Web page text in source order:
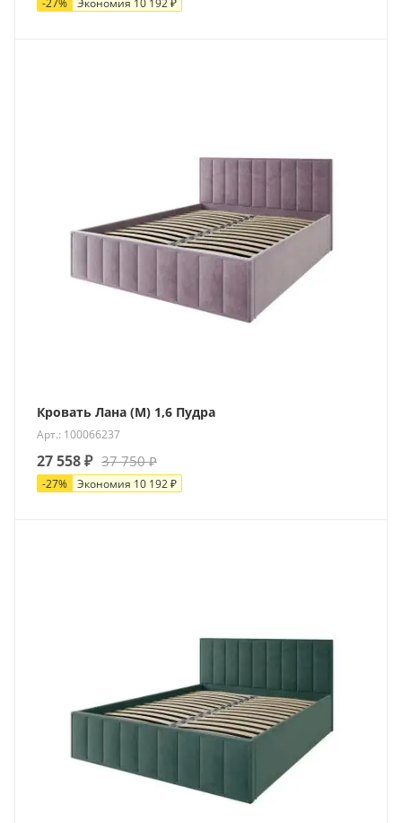
-27% Экономия 10 192₽
Кровать Лана (М) 1,6 Пудра
Арт.: 100066237
27 558₽ 37 750₽
-27% Экономия 10 192₽